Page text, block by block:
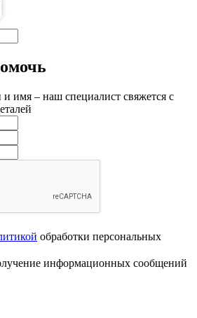
имя – наш специалист свяжется с
обработки персональных
информационных сообщений